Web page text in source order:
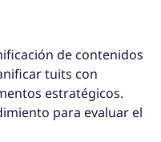
de contenidos
tuits con
estratégicos.
para evaluar el